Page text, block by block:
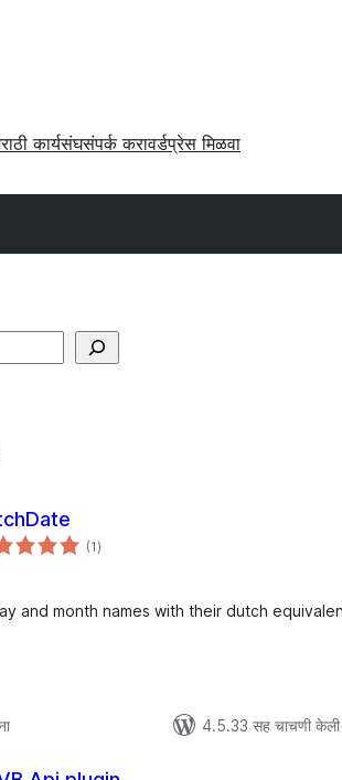
कार्यसंघसंपर्क करावर्डप्रेस मिळवा
(1एकूण
मूल्यांकन
)
and month names with their dutch
4.5.33 सह चाचणी केली